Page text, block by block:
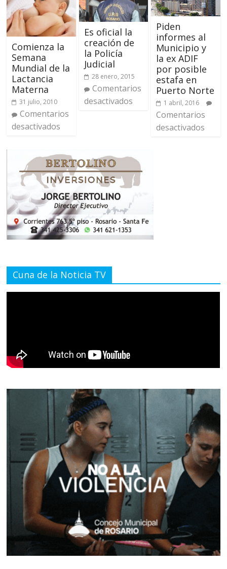
Comienza la
Semana
Mundial de la
Lactancia
Materna
31 julio, 2010
Comentarios
desactivados
Es oficial la
creación de
la Policía
Judicial
28 enero, 2015
Comentarios
desactivados
Piden
informes al
Municipio y
la ex ADIF
por posible
estafa en
Puerto Norte
1 abril, 2016
Comentarios
desactivados
Cuna de la Noticia TV